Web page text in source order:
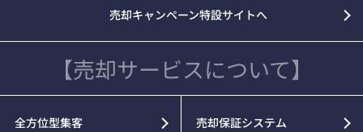
売却キャンペーン特設サイトへ
【売却サービスについて】
全方位型集客 売却保証システム